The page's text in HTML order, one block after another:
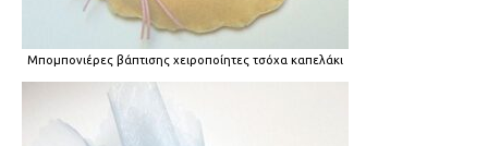
Μπομπονιέρες βάπτισης χειροποίητες τσόχα καπελάκι